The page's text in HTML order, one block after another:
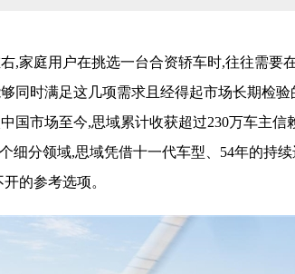
,家庭用户在挑选一台合资轿车时,往往需要
同时满足这几项需求且经得起市场长期检
国市场至今,思域累计收获超过230万车主信
细分领域,思域凭借十一代车型、54年的持
的参考选项。